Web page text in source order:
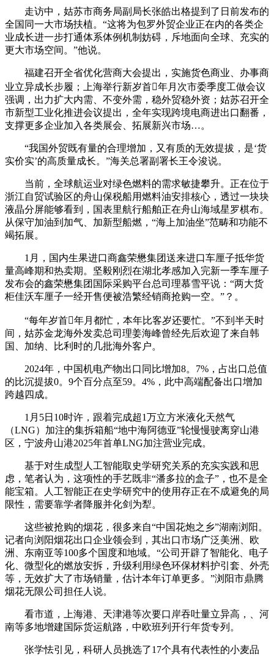
走访中，姑苏市商务局副局长张皓出格提到了日前发布的
全国同一大市场扶植。“这将为包罗外贸企业正在内的各类企
业成长进一步打通体系体例机制妨碍，斥地面向全球、充实的
更大市场空间。”他说。
福建召开全省优化营商大会提出，实施货色商业、办事商
业立异成长步履；上海举行新岁首年月次市委季度工做会议
强调，出力扩大内需、不变外需，稳外贸稳外资；姑苏召开全
市新型工业化推进会议提出，全年实现跨境电商进出口翻番，
支撑更多企业加入各类展会、拓展新兴市场…。
“我国外贸既有量的合理增加，又有质的无效提拔，是‘货
实价实’的高质量成长。”海关总署副署长王令浚说。
当前，全球航运业对绿色燃料的需求敏捷攀升。正在位于
浙江自贸试验区的舟山保税船用燃料油安排核心，透过一块块
液晶分屏能够看到，国表里航行船舶正在舟山海域星罗棋布。
从保守加油到加气、加新型船燃，“海上加油坐”范畴和功能不
竭拓展。
1月，国内生果进口商鑫荣懋集团送来进口车厘子抵华货
量高峰期和热卖期。坚毅刚烈在湖北孝感加入完新一季车厘子
发布会的鑫荣懋集团国际采购平台总司理慕雪平说：“两大货
柜佳沃车厘子一经开售便被浩繁经销商抢购一空。”？。
“每年岁首年月都忙，本年比客岁还要忙。”不到半天时
间，姑苏金龙海外发卖总司理姜海峰曾经先后欢迎了来自韩
国、加纳、比利时的几批海外客户。
2024年，中国机电产物出口同比增加8。7%，占出口总值
的比沉提拔0。9个百分点至59。4%，此中高端配备出口增加
跨越四成。
1月5日10时许，跟着完成超1万立方米液化天然气
（LNG）加注的集拆箱船“地中海阿德亚”轮慢慢驶离穿山港
区，宁波舟山港2025年首单LNG加注营业完成。
基于对生成型人工智能取史学研究关系的充实实践和思
虑，笔者认为，这项性的手艺既非“潘多拉的盒子”，也不是全
能宝箱。人工智能正在史学研究中的使用存正在不成避免的局
限性，需要靠学者降服并化剑为犁。
这些被抢购的烟花，很多来自“中国花炮之乡”湖南浏阳。
记者向浏阳烟花出口企业领会到，其出口市场广泛美洲、欧
洲、东南亚等100多个国度和地域。“公司开辟了智能化、电子
化、微型化的燃放安拆，升级利用绿色环保材料护引套、外壳
等，无效扩大了市场销量，估计本年订单更多。”浏阳市鼎腾
烟花无限公司担任人说。
看市道，上海港、天津港等次要口岸吞吐量立异高，、河
南等多地增建国际货运航路，中欧班列开行年货专列。
张学怯引见，科研人员挑选了17个具有代表性的小麦品